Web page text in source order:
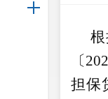
根
〔
担保